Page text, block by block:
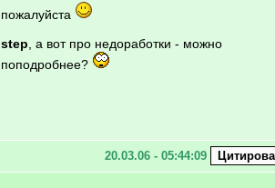
пожалуйста
step , а вот про недоработки - можно
поподробнее?
20.03.06 - 05:44:09